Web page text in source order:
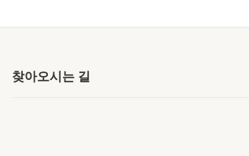
찾아오시는 길